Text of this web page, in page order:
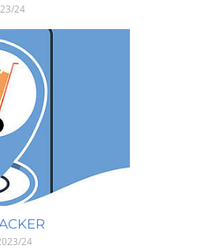
24
24